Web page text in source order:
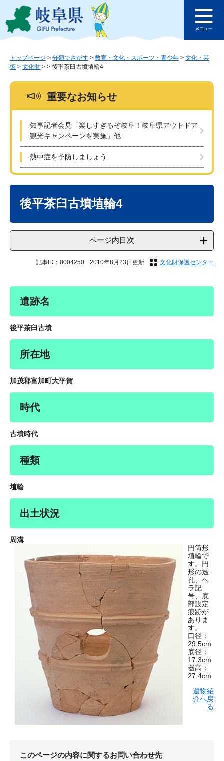
ジ
ュ
このページの本文へ
ュ
トップページ > 分類でさがす > 教育・文化・スポーツ・青少年 > 文化・芸
術 > 文化財 > > 後平茶臼古墳埴輪4
重要なお知らせ
知事記者会見「楽しすぎるぞ岐阜！岐阜県アウトドア
観光キャンペーンを実施」他
熱中症を予防しましょう
後平茶臼古墳埴輪4
ページ内目次
記事ID：0004250 2010年8月23日更新 文化財保護センター
遺跡名
後平茶臼古墳
所在地
加茂郡富加町大平賀
時代
古墳時代
種類
埴輪
出土状況
周溝
円筒形
埴輪で
す。円
形の透
孔、ヘ
ラ記
号、底
部設定
痕跡が
ありま
す。
口径：
29.5cm
底径：
17.3cm
器高：
27.4cm
遺物紹
介へ戻
る
このページの内容に関するお問い合わせ先